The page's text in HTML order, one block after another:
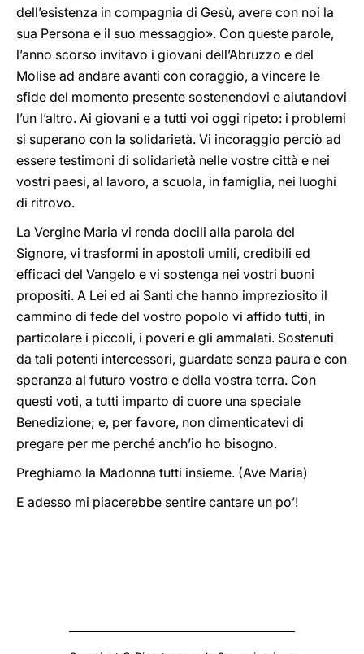
dell’esistenza in compagnia di Gesù, avere con noi la
sua Persona e il suo messaggio». Con queste parole,
l’anno scorso invitavo i giovani dell’Abruzzo e del
Molise ad andare avanti con coraggio, a vincere le
sfide del momento presente sostenendovi e aiutandovi
l’un l’altro. Ai giovani e a tutti voi oggi ripeto: i problemi
si superano con la solidarietà. Vi incoraggio perciò ad
essere testimoni di solidarietà nelle vostre città e nei
vostri paesi, al lavoro, a scuola, in famiglia, nei luoghi
di ritrovo.
La Vergine Maria vi renda docili alla parola del
Signore, vi trasformi in apostoli umili, credibili ed
efficaci del Vangelo e vi sostenga nei vostri buoni
propositi. A Lei ed ai Santi che hanno impreziosito il
cammino di fede del vostro popolo vi affido tutti, in
particolare i piccoli, i poveri e gli ammalati. Sostenuti
da tali potenti intercessori, guardate senza paura e con
speranza al futuro vostro e della vostra terra. Con
questi voti, a tutti imparto di cuore una speciale
Benedizione; e, per favore, non dimenticatevi di
pregare per me perché anch’io ho bisogno.
Preghiamo la Madonna tutti insieme. (Ave Maria)
E adesso mi piacerebbe sentire cantare un po’!